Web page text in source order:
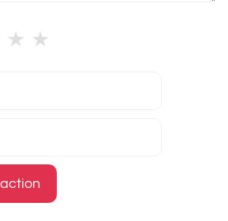
★
★